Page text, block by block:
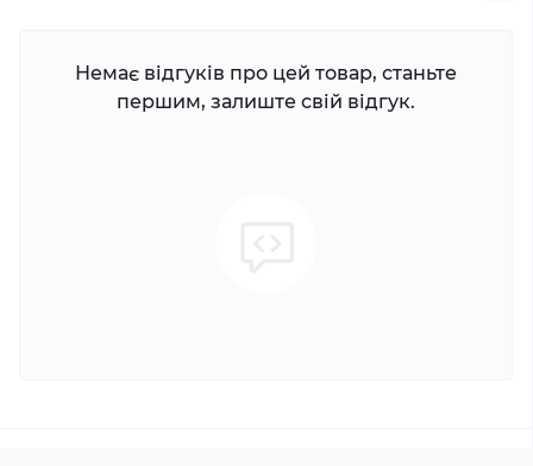
Немає відгуків про цей товар, станьте
першим, залиште свій відгук.